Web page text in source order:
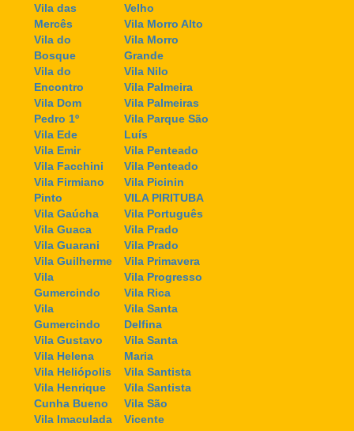
Vila das
Mercês
Vila do
Bosque
Vila do
Encontro
Vila Dom
Pedro 1º
Vila Ede
Vila Emir
Vila Facchini
Vila Firmiano
Pinto
Vila Gaúcha
Vila Guaca
Vila Guarani
Vila Guilherme
Vila
Gumercindo
Vila
Gumercindo
Vila Gustavo
Vila Helena
Vila Heliópolis
Vila Henrique
Cunha Bueno
Vila Imaculada
Velho
Vila Morro Alto
Vila Morro
Grande
Vila Nilo
Vila Palmeira
Vila Palmeiras
Vila Parque São
Luís
Vila Penteado
Vila Penteado
Vila Picinin
VILA PIRITUBA
Vila Português
Vila Prado
Vila Prado
Vila Primavera
Vila Progresso
Vila Rica
Vila Santa
Delfina
Vila Santa
Maria
Vila Santista
Vila Santista
Vila São
Vicente